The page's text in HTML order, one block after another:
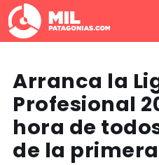
Arranca la
Profesional
hora de
de la